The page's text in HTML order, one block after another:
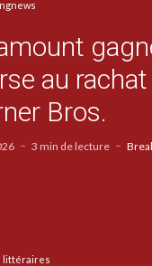
au
Bros.
3 min de lecture
littéraires